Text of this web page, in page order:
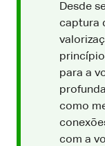
Desde
captura
para a
como
com a